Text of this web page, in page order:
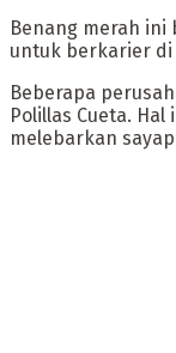
Benang merah ini
untuk berkarier di
‎Beberapa
Polillas Cueta.
melebarkan